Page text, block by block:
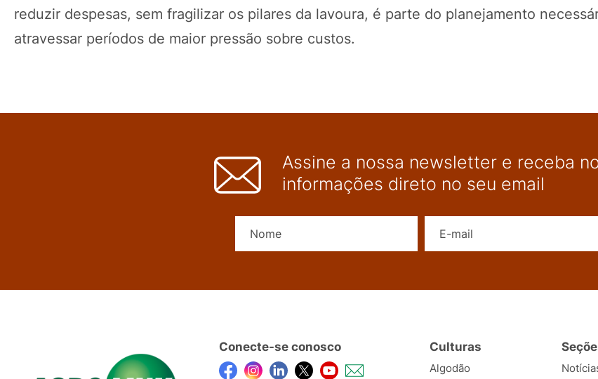
reduzir despesas, sem fragilizar os pilares da lavoura, é parte do planejamento
atravessar períodos de maior pressão sobre custos.
Assine a nossa newsletter e receba
informações direto no seu email
Conecte-se conosco Culturas
Algodão